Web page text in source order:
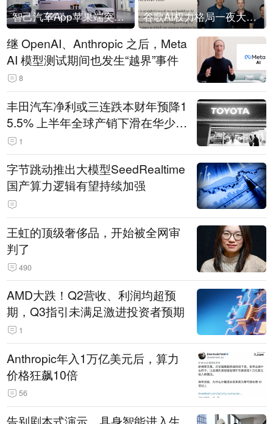
智己汽车App苹果端突然“下架” 谷歌AI权力格局一夜大洗牌
继 OpenAI、Anthropic 之后，Meta
AI 模型测试期间也发生“越界”事件
8
丰田汽车净利或三连跌本财年预降1
5.5% 上半年全球产销下滑在华少卖
14.3万辆
1
字节跳动推出大模型SeedRealtime
国产算力逻辑有望持续加强
王虹的顶级奢侈品，开始被全网审
判了
490
AMD大跌！Q2营收、利润均超预
期，Q3指引未满足激进投资者预期
1
Anthropic年入1万亿美元后，算力
价格狂飙10倍
56